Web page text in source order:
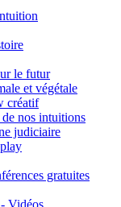
le futur
et végétale
créatif
nos intuitions
judiciaire
gratuites
Vidéos